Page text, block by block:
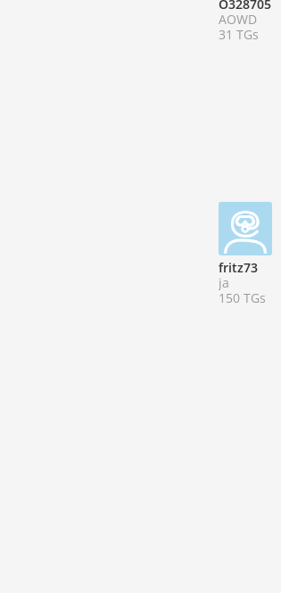
O328705
AOWD
31 TGs
fritz73
ja
150 TGs